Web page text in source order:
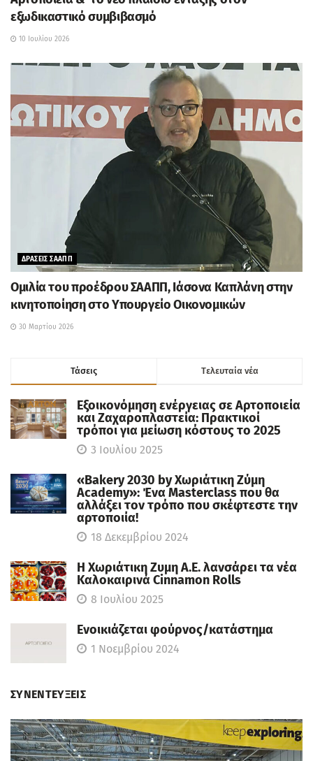
εξωδικαστικό συμβιβασμό
10 Ιουλίου 2026
ΔΡΑΣΕΙΣ ΣΑΑΠΠ
Ομιλία του προέδρου ΣΑΑΠΠ, Ιάσονα Καπλάνη στην
κινητοποίηση στο Υπουργείο Οικονομικών
30 Μαρτίου 2026
Τάσεις Tελευταία νέα
Εξοικονόμηση ενέργειας σε Αρτοποιεία
και Ζαχαροπλαστεία: Πρακτικοί
τρόποι για μείωση κόστους το 2025
3 Ιουλίου 2025
«Bakery 2030 by Χωριάτικη Ζύμη
Academy»: Ένα Masterclass που θα
αλλάξει τον τρόπο που σκέφτεστε την
αρτοποιία!
18 Δεκεμβρίου 2024
Η Χωριάτικη Ζυμη Α.Ε. λανσάρει τα νέα
Καλοκαιρινά Cinnamon Rolls
8 Ιουλίου 2025
Ενοικιάζεται φούρνος/κατάστημα
1 Νοεμβρίου 2024
ΣΥΝΕΝΤΕΥΞΕΙΣ